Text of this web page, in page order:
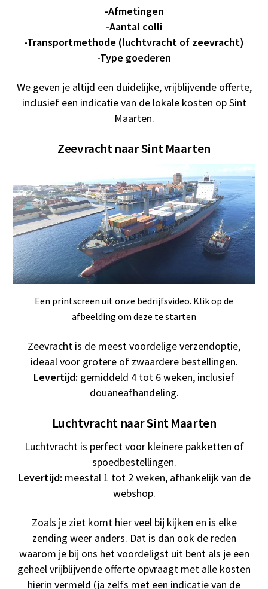
-Afmetingen
-Aantal colli
-Transportmethode (luchtvracht of zeevracht)
-Type goederen
We geven je altijd een duidelijke, vrijblijvende offerte,
inclusief een indicatie van de lokale kosten op Sint
Maarten.
Zeevracht naar Sint Maarten
Een printscreen uit onze bedrijfsvideo. Klik op de
afbeelding om deze te starten
Zeevracht is de meest voordelige verzendoptie,
ideaal voor grotere of zwaardere bestellingen.
Levertijd: gemiddeld 4 tot 6 weken, inclusief
douaneafhandeling.
Luchtvracht naar Sint Maarten
Luchtvracht is perfect voor kleinere pakketten of
spoedbestellingen.
Levertijd: meestal 1 tot 2 weken, afhankelijk van de
webshop.
Zoals je ziet komt hier veel bij kijken en is elke
zending weer anders. Dat is dan ook de reden
waarom je bij ons het voordeligst uit bent als je een
geheel vrijblijvende offerte opvraagt met alle kosten
hierin vermeld (ja zelfs met een indicatie van de